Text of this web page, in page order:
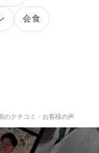
会食
のクチコミ・お客様の声